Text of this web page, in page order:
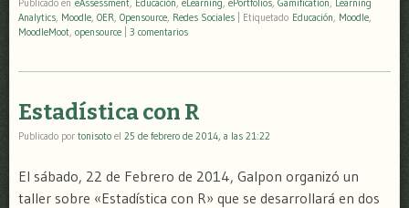
Publicado en eAssessment, Educación, eLearning, ePortfolios, Gamification, Learning
Analytics, Moodle, OER, Opensource, Redes Sociales Etiquetado Educación, Moodle,
MoodleMoot, opensource 3 comentarios
Estadística con R
Publicado por tonisoto el 25 de febrero de 2014, a las 21:22
El sábado, 22 de Febrero de 2014, Galpon organizó un
taller sobre «Estadística con R» que se desarrollará en dos